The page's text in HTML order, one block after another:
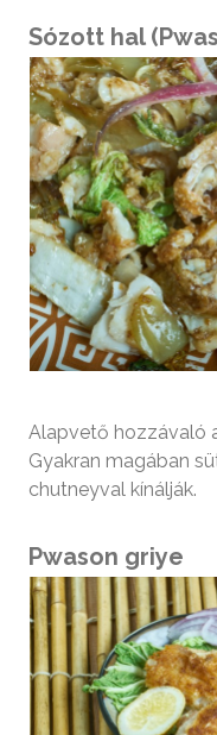
Sózott hal
Alapvető hozzávaló
Gyakran magában
chutneyval kínálják.
Pwason griye